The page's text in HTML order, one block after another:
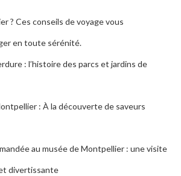
? Ces conseils de voyage vous
en toute sérénité.
: l’histoire des parcs et jardins de
: À la découverte de saveurs
au musée de Montpellier : une visite
divertissante